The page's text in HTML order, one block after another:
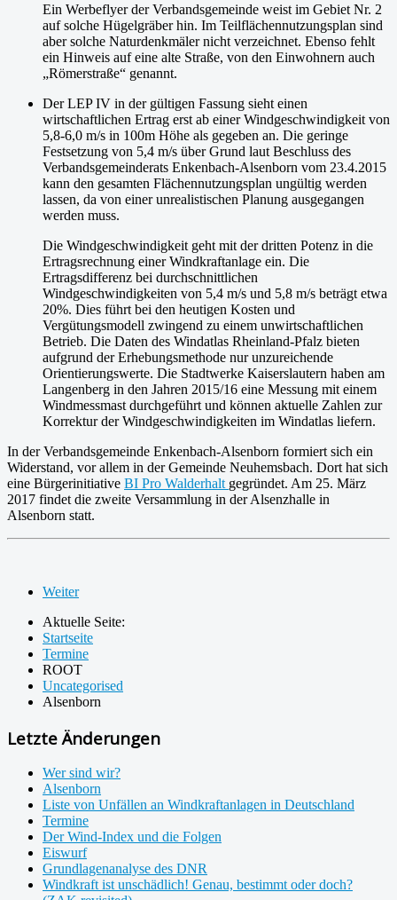
Ein Werbeflyer der Verbandsgemeinde weist im Gebiet Nr. 2
auf solche Hügelgräber hin. Im Teilflächennutzungsplan sind
aber solche Naturdenkmäler nicht verzeichnet. Ebenso fehlt
ein Hinweis auf eine alte Straße, von den Einwohnern auch
„Römerstraße“ genannt.
Der LEP IV in der gültigen Fassung sieht einen
wirtschaftlichen Ertrag erst ab einer Windgeschwindigkeit von
5,8-6,0 m/s in 100m Höhe als gegeben an. Die geringe
Festsetzung von 5,4 m/s über Grund laut Beschluss des
Verbandsgemeinderats Enkenbach-Alsenborn vom 23.4.2015
kann den gesamten Flächennutzungsplan ungültig werden
lassen, da von einer unrealistischen Planung ausgegangen
werden muss.
Die Windgeschwindigkeit geht mit der dritten Potenz in die
Ertragsrechnung einer Windkraftanlage ein. Die
Ertragsdifferenz bei durchschnittlichen
Windgeschwindigkeiten von 5,4 m/s und 5,8 m/s beträgt etwa
20%. Dies führt bei den heutigen Kosten und
Vergütungsmodell zwingend zu einem unwirtschaftlichen
Betrieb. Die Daten des Windatlas Rheinland-Pfalz bieten
aufgrund der Erhebungsmethode nur unzureichende
Orientierungswerte. Die Stadtwerke Kaiserslautern haben am
Langenberg in den Jahren 2015/16 eine Messung mit einem
Windmessmast durchgeführt und können aktuelle Zahlen zur
Korrektur der Windgeschwindigkeiten im Windatlas liefern.
In der Verbandsgemeinde Enkenbach-Alsenborn formiert sich ein
Widerstand, vor allem in der Gemeinde Neuhemsbach. Dort hat sich
eine Bürgerinitiative BI Pro Walderhalt gegründet. Am 25. März
2017 findet die zweite Versammlung in der Alsenzhalle in
Alsenborn statt.
Weiter
Aktuelle Seite:
Startseite
Termine
ROOT
Uncategorised
Alsenborn
Letzte Änderungen
Wer sind wir?
Alsenborn
Liste von Unfällen an Windkraftanlagen in Deutschland
Termine
Der Wind-Index und die Folgen
Eiswurf
Grundlagenanalyse des DNR
Windkraft ist unschädlich! Genau, bestimmt oder doch?